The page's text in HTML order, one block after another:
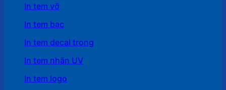
In tem vỡ
In tem bạc
In tem decal trong
In tem nhãn UV
In tem logo